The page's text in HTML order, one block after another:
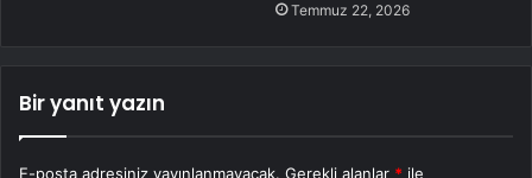
Temmuz 22, 2026
Bir yanıt yazın
E-posta adresiniz yayınlanmayacak. Gerekli alanlar * ile